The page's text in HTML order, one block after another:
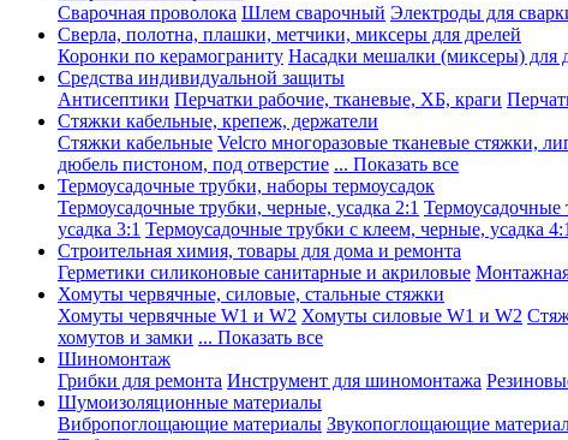
Сварочная проволока Шлем сварочный Электроды для
Сверла, полотна, плашки, метчики, миксеры для дрелей
Коронки по керамограниту Насадки мешалки (миксеры) для
Средства индивидуальной защиты
Антисептики Перчатки рабочие, тканевые, ХБ, краги
Стяжки кабельные, крепеж, держатели
Стяжки кабельные Velcro многоразовые тканевые стяжки,
дюбель пистоном, под отверстие ... Показать все
Термоусадочные трубки, наборы термоусадок
Термоусадочные трубки, черные, усадка 2:1 Термоусадочные
усадка 3:1 Термоусадочные трубки с клеем, черные, усадка 4:1
Строительная химия, товары для дома и ремонта
Герметики силиконовые санитарные и акриловые
Хомуты червячные, силовые, стальные стяжки
Хомуты червячные W1 и W2 Хомуты силовые W1 и W2
хомутов и замки ... Показать все
Шиномонтаж
Грибки для ремонта Инструмент для шиномонтажа
Шумоизоляционные материалы
Вибропоглощающие материалы Звукопоглощающие